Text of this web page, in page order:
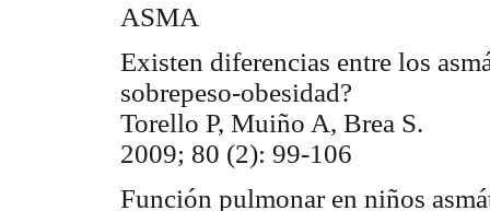
ASMA
Existen diferencias entre los
sobrepeso-obesidad?
Torello P, Muiño A, Brea S.
2009; 80 (2): 99-106
Función pulmonar en niños